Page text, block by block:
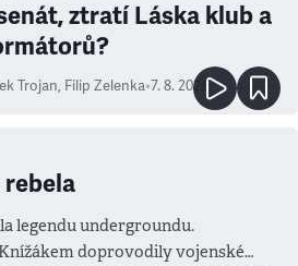
ztratí Láska klub a
Trojan, Filip Zelenka•7. 8. 2026
legendu undergroundu.
doprovodily vojenské